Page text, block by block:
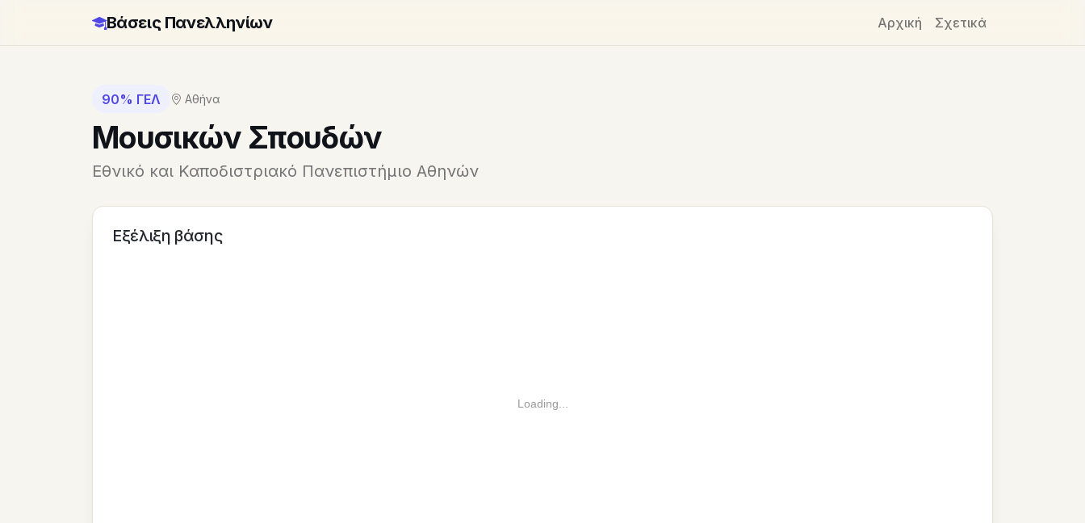
Βάσεις Πανελληνίων Αρχική Σχετικά
90% ΓΕΛ Αθήνα
Μουσικών Σπουδών
Εθνικό και Καποδιστριακό Πανεπιστήμιο Αθηνών
Εξέλιξη βάσης
Loading...